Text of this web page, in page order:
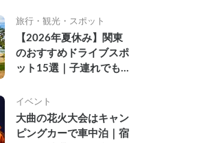
名所を紹介
旅行・観光・スポット
【2026年夏休み】関東
のおすすめドライブスポ
ット15選｜子連れでも
ルメ・温泉を徹底解説
イベント
大曲の花火大会はキャン
ピングカーで車中泊｜宿